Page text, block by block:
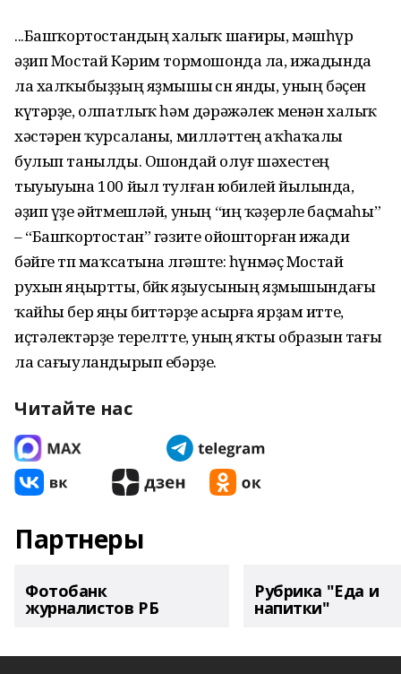
...Башҡортостандың халыҡ шағиры, мәшһүр
әҙип Мостай Кәрим тормошонда ла, ижадында
ла халҡыбыҙҙың яҙмышы өсөн янды, уның бәҫен
күтәрҙе, ол­патлыҡ һәм дәрәжәлек менән халыҡ
хәстәрен ҡурсаланы, мил­ләттең аҡһаҡалы
булып танылды. Ошондай олуғ шәхестең
тыуыуына 100 йыл тулған юбилей йылында,
әҙип үҙе әйтмешләй, уның “иң ҡә­ҙерле баҫмаһы”
– “Башҡортостан” гәзите ойошторған ижади
бәйге төп маҡсатына өлгәште: һүнмәҫ Мостай
рухын яңыртты, бөйөк яҙыусының яҙмышындағы
ҡайһы бер яңы биттәрҙе асырға ярҙам итте,
иҫтәлектәрҙе терелтте, уның яҡты образын тағы
ла сағыу­ландырып ебәрҙе.
Читайте нас
Партнеры
Фотобанк
журналистов РБ
Рубрика "Еда и
напитки"